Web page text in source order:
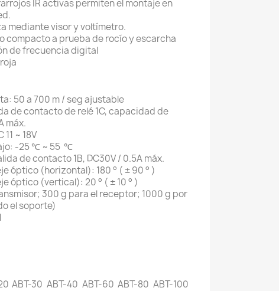
IR activas permiten el montaje en
mediante visor y voltímetro.
compacto a prueba de rocío y escarcha
de frecuencia digital
50 a 700 m / seg ajustable
de contacto de relé 1C, capacidad de
máx.
~ 18V
-25 ℃ ~ 55 ℃
de contacto 1B, DC30V / 0.5A máx.
óptico (horizontal): 180 ° ( ± 90 ° )
óptico (vertical): 20 ° ( ± 10 ° )
300 g para el receptor; 1000 g por
el soporte)
ABT-30 ABT-40 ABT-60 ABT-80 ABT-100